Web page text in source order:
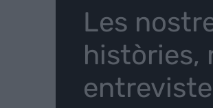
Les
històries,